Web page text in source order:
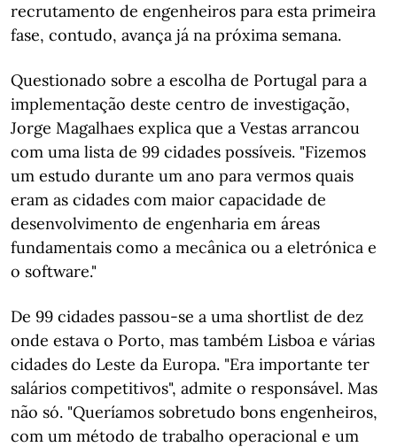
recrutamento de engenheiros para esta primeira
fase, contudo, avança já na próxima semana.
Questionado sobre a escolha de Portugal para a
implementação deste centro de investigação,
Jorge Magalhaes explica que a Vestas arrancou
com uma lista de 99 cidades possíveis. "Fizemos
um estudo durante um ano para vermos quais
eram as cidades com maior capacidade de
desenvolvimento de engenharia em áreas
fundamentais como a mecânica ou a eletrónica e
o software."
De 99 cidades passou-se a uma shortlist de dez
onde estava o Porto, mas também Lisboa e várias
cidades do Leste da Europa. "Era importante ter
salários competitivos", admite o responsável. Mas
não só. "Queríamos sobretudo bons engenheiros,
com um método de trabalho operacional e um